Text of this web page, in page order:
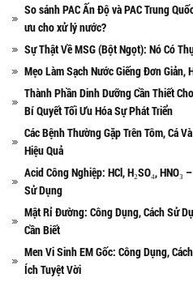
So sánh PAC Ấn Độ và PAC Trung
ưu cho xử lý nước?
Sự Thật Về MSG (Bột Ngọt): Nó Có
Mẹo Làm Sạch Nước Giếng Đơn Giản,
Thành Phần Dinh Dưỡng Cần Thiết
Bí Quyết Tối Ưu Hóa Sự Phát Triển
Các Bệnh Thường Gặp Trên Tôm, Cá
Hiệu Quả
Acid Công Nghiệp: HCl, H₂SO₄, HNO₃
Sử Dụng
Mật Rỉ Đường: Công Dụng, Cách Sử
Cần Biết
Men Vi Sinh EM Gốc: Công Dụng,
Ích Tuyệt Vời